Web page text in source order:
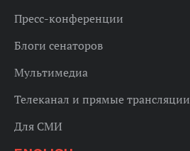
Пресс-конференции
Блоги сенаторов
Мультимедиа
Телеканал и прямые трансляции
Для СМИ